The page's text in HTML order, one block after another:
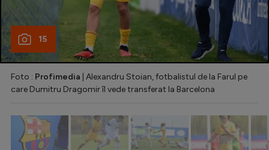
Gimnastică
Auto
Rugby
Ciclism
Alte sporturi
JO 2024
JO 2026
15
Foto : Profimedia | Alexandru Stoian, fotbalistul de la Farul pe
care Dumitru Dragomir îl vede transferat la Barcelona